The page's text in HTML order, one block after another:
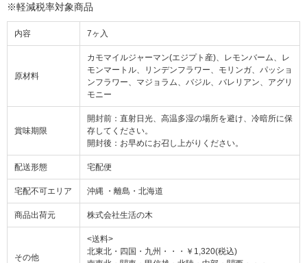
※軽減税率対象商品
内容 7ヶ入
原材料
カモマイルジャーマン(エジプト産)、レモンバーム、レ
モンマートル、リンデンフラワー、モリンガ、パッショ
ンフラワー、マジョラム、バジル、バレリアン、アグリ
モニー
賞味期限
開封前：直射日光、高温多湿の場所を避け、冷暗所に保
存してください。
開封後：お早めにお召し上がりください。
配送形態 宅配便
宅配不可エリア 沖縄 ・離島・北海道
商品出荷元 株式会社生活の木
その他
<送料>
北東北・四国・九州・・・￥1,320(税込)